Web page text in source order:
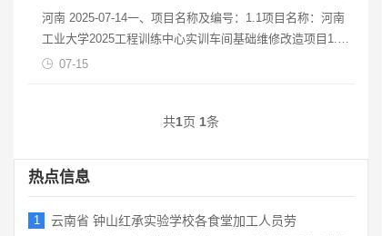
河南 2025-07-14一、项目名称及编号：1.1项目名称：河南
工业大学2025工程训练中心实训车间基础维修改造项目1.2
项目编号：HGDJ-2025-0
07-15
共1页 1条
热点信息
1 云南省 钟山红承实验学校各食堂加工人员劳